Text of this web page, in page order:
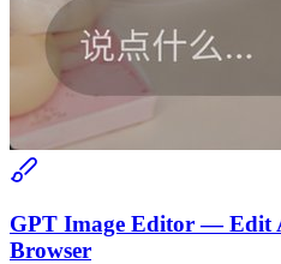
GPT Image Editor — Edit
Browser